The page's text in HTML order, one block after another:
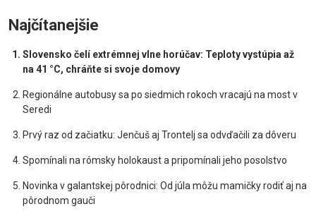
Najčítanejšie
Slovensko čelí extrémnej vlne horúčav: Teploty vystúpia až
na 41 °C, chráňte si svoje domovy
Regionálne autobusy sa po siedmich rokoch vracajú na most v
Seredi
Prvý raz od začiatku: Jenčuš aj Trontelj sa odvďačili za dôveru
Spomínali na rómsky holokaust a pripomínali jeho posolstvo
Novinka v galantskej pôrodnici: Od júla môžu mamičky rodiť aj na
pôrodnom gauči